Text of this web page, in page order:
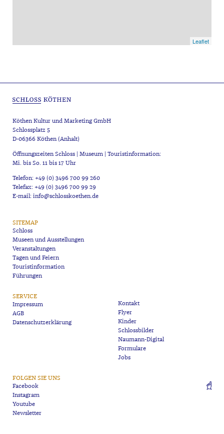
Leaflet
Köthen Kultur und Marketing GmbH
Schlossplatz 5
D-06366 Köthen (Anhalt)
Öffnungszeiten Schloss | Museum | Touristinformation:
Mi. bis So. 11 bis 17 Uhr
Telefon: +49 (0) 3496 700 99 260
Telefax: +49 (0) 3496 700 99 29
E-mail: info@schlosskoethen.de
SITEMAP
Schloss
Museen und Ausstellungen
Veranstaltungen
Tagen und Feiern
Touristinformation
Führungen
SERVICE
Impressum
AGB
Datenschutzerklärung
Kontakt
Flyer
Kinder
Schlossbilder
Naumann-Digital
Formulare
Jobs
FOLGEN SIE UNS
Facebook
Instagram
Youtube
Newsletter